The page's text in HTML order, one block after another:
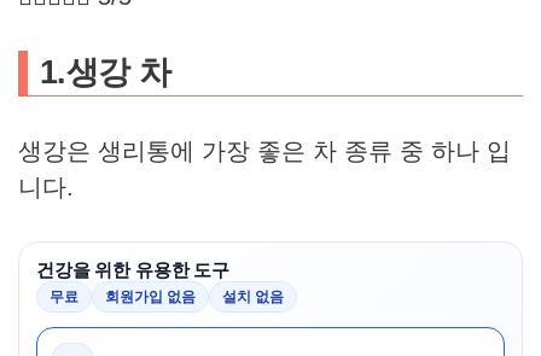
1.생강 차
생강은 생리통에 가장 좋은 차 종류 중 하나 입
니다.
건강을 위한 유용한 도구
무료 회원가입 없음 설치 없음